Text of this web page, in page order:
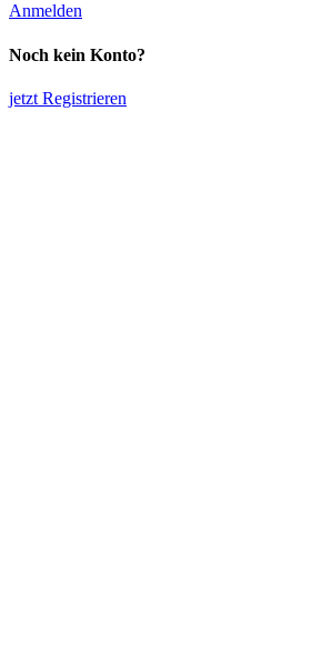
Anmelden
Noch kein Konto?
jetzt Registrieren